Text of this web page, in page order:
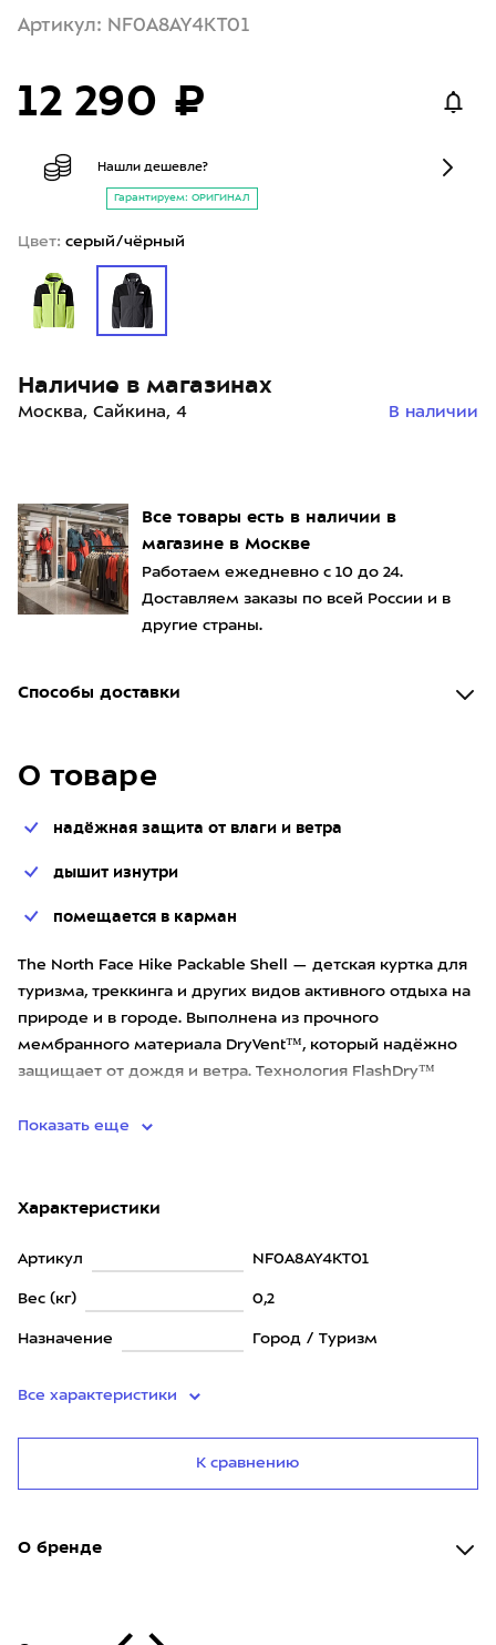
Все товары есть в наличии в
магазине в Москве
Работаем ежедневно с 10 до 24.
Доставляем заказы по всей России и в
другие страны.
Способы доставки
О товаре
надёжная защита от влаги и ветра
дышит изнутри
помещается в карман
The North Face Hike Packable Shell — детская куртка для
туризма, треккинга и других видов активного отдыха на
природе и в городе. Выполнена из прочного
мембранного материала DryVent™, который надёжно
защищает от дождя и ветра. Технология FlashDry™
Показать еще
Характеристики
Артикул NF0A8AY4KT01
Вес (кг) 0,2
Назначение Город / Туризм
Все характеристики
К сравнению
О бренде
Артикул: NF0A8AY4KT01
12 290 ₽
Нашли дешевле?
Гарантируем: ОРИГИНАЛ
Цвет: серый/чёрный
Наличие в магазинах
Москва, Сайкина, 4 В наличии